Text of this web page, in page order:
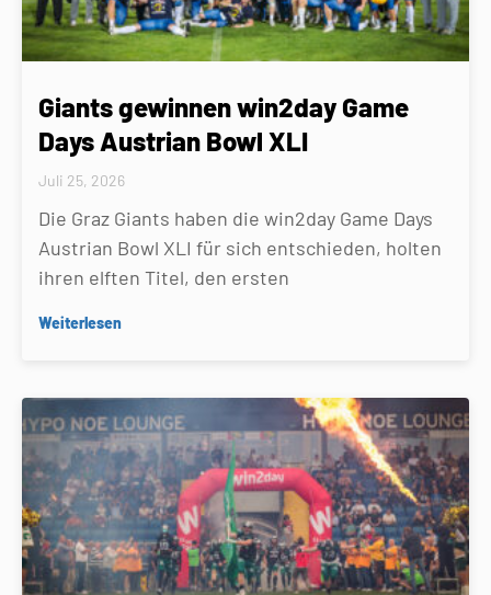
Giants gewinnen win2day Game
Days Austrian Bowl XLI
Juli 25, 2026
Die Graz Giants haben die win2day Game Days
Austrian Bowl XLI für sich entschieden, holten
ihren elften Titel, den ersten
Weiterlesen